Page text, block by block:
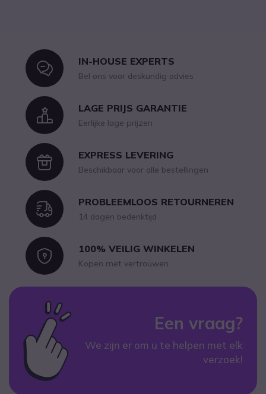
IconIN-HOUSE EXPERTS
Bel ons voor deskundig advies
IconLAGE PRIJS GARANTIE
Eerlijke lage prijzen
IconEXPRESS LEVERING
Beschikbaar voor alle bestellingen
IconPROBLEEMLOOS RETOURNEREN
14 dagen bedenktijd
Icon100% VEILIG WINKELEN
Kopen met vertrouwen
Een vraag?
We zijn er om u te helpen met elk
verzoek!